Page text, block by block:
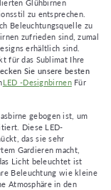
Glühbirnen
zu entsprechen.
Beleuchtungsquelle zu
zufrieden sind, zumal
erhältlich sind.
für das Sublimat Ihre
Sie unsere besten
LED -DesignbirnenFür
gebogen ist, um
Diese LED-
das sie sehr
Gardieren macht,
Licht beleuchtet ist
Beleuchtung wie kleine
Atmosphäre in den